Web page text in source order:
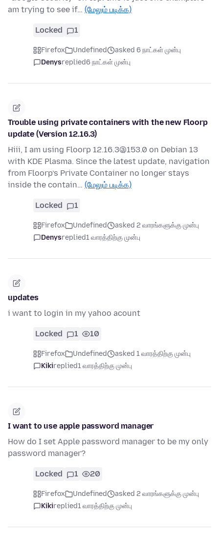
am trying to see if… (மேலும் படிக்க)
Locked 1
Firefox Undefined
asked 6 நாட்கள் முன்பு
Denysreplied6 நாட்கள் முன்பு
Trouble using private containers with the new Floorp
update (Version 12.16.3)
Hiii, I am using Floorp 12.16.3@153.0 on Debian 13
with KDE Plasma. Since the latest update, navigation
from Floorp’s Private Container no longer stays
inside the contain… (மேலும் படிக்க)
Locked 1
Firefox Undefined
asked 2 வாரங்களுக்கு முன்பு
Denysreplied1 வாரத்திற்கு முன்பு
updates
i want to login in my yahoo acount
Locked 1 10
Firefox Undefined
asked 1 வாரத்திற்கு முன்பு
Kikireplied1 வாரத்திற்கு முன்பு
I want to use apple password manager
How do I set Apple password manager to be my only
password manager?
Locked 1 20
Firefox Undefined
asked 2 வாரங்களுக்கு முன்பு
Kikireplied1 வாரத்திற்கு முன்பு